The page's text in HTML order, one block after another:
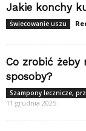
Jakie konchy
Świecowanie uszu
Co zrobić żeby
sposoby?
Szampony lecznicze,
11 grudnia 2025